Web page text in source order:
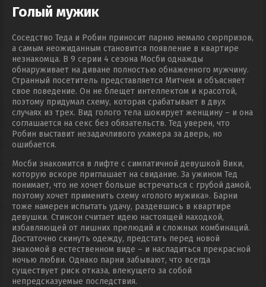
Голый мужик
Соседство Теда и Робин приносит парню немало сюрпризов,
а самым неожиданным становится появление в квартире
незнакомца. В 9 серии 4 сезона Мосби однажды
обнаруживает на диване полностью обнаженного мужчину.
Странный посетитель представляется Митчем и объясняет
свое поведение. Он не блещет интеллектом и красотой,
поэтому придумал схему, которая срабатывает в двух
случаях из трех. Вид голого тела шокирует женщину – и она
соглашается на секс без обязательств. Тед уверен, что
Робин выставит незадачливого ухажера за дверь, но
ошибается.
Мосби знакомится в лифте с симпатичной девушкой Вики,
которую вскоре приглашает на свидание. За ужином Тед
понимает, что не хочет больше встречаться с грубой дамой,
поэтому хочет применить схему «голого мужика». Барни
тоже намерен испытать удачу, раздевшись в квартире
девушки. Стинсон считает идею настоящей находкой,
избавляющей от лишних прелюдий и сложных комбинаций.
Достаточно скинуть одежду, предстать перед новой
знакомой в естественном виде – и насладиться прекрасной
ночью любви. Однако парни забывают, что всегда
существует риск отказа, влекущего за собой
непредсказуемые последствия.